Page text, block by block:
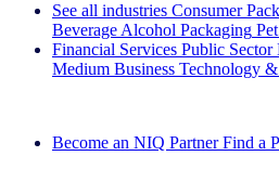
See all industries Consumer
Beverage Alcohol Packaging Pet
Financial Services Public Sector
Medium Business Technology
Become an NIQ Partner Find a